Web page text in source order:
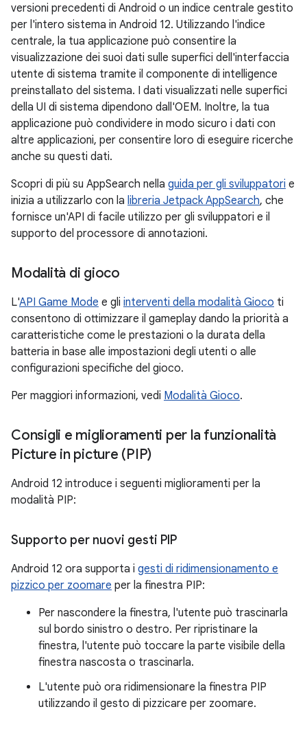
versioni precedenti di Android o un indice centrale gestito
per l'intero sistema in Android 12. Utilizzando l'indice
centrale, la tua applicazione può consentire la
visualizzazione dei suoi dati sulle superfici dell'interfaccia
utente di sistema tramite il componente di intelligence
preinstallato del sistema. I dati visualizzati nelle superfici
della UI di sistema dipendono dall'OEM. Inoltre, la tua
applicazione può condividere in modo sicuro i dati con
altre applicazioni, per consentire loro di eseguire ricerche
anche su questi dati.
Scopri di più su AppSearch nella guida per gli sviluppatori e
inizia a utilizzarlo con la libreria Jetpack AppSearch, che
fornisce un'API di facile utilizzo per gli sviluppatori e il
supporto del processore di annotazioni.
Modalità di gioco
L'API Game Mode e gli interventi della modalità Gioco ti
consentono di ottimizzare il gameplay dando la priorità a
caratteristiche come le prestazioni o la durata della
batteria in base alle impostazioni degli utenti o alle
configurazioni specifiche del gioco.
Per maggiori informazioni, vedi Modalità Gioco.
Consigli e miglioramenti per la funzionalità
Picture in picture (PIP)
Android 12 introduce i seguenti miglioramenti per la
modalità PIP:
Supporto per nuovi gesti PIP
Android 12 ora supporta i gesti di ridimensionamento e
pizzico per zoomare per la finestra PIP:
Per nascondere la finestra, l'utente può trascinarla
sul bordo sinistro o destro. Per ripristinare la
finestra, l'utente può toccare la parte visibile della
finestra nascosta o trascinarla.
L'utente può ora ridimensionare la finestra PIP
utilizzando il gesto di pizzicare per zoomare.